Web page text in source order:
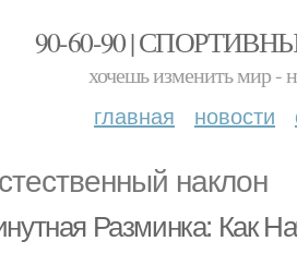
90-60-90 |
хочешь изменить мир -
главная новости
наклон
Разминка: Как